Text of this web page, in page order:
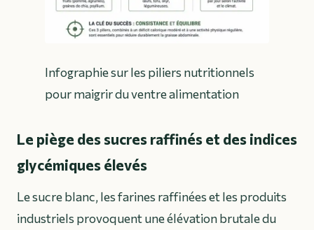
Infographie sur les piliers nutritionnels
pour maigrir du ventre alimentation
Le piège des sucres raffinés et des indices
glycémiques élevés
Le sucre blanc, les farines raffinées et les produits
industriels provoquent une élévation brutale du